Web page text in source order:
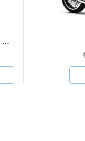
ＣＢ４００Ｓｕｐｅｒ Ｆｏｕｒ ＶＴＥＣ ＳＰＥＣ３